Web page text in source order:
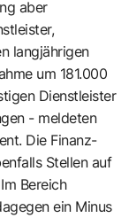
aber
langjährigen
um 181.000
Dienstleister
- meldeten
Die Finanz-
Stellen auf
Bereich
ein Minus